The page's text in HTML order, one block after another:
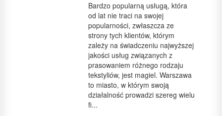
Bardzo popularną usługą, która
od lat nie traci na swojej
popularności, zwłaszcza ze
strony tych klientów, którym
zależy na świadczeniu najwyższej
jakości usług związanych z
prasowaniem różnego rodzaju
tekstyliów, jest magiel. Warszawa
to miasto, w którym swoją
działalność prowadzi szereg wielu
fi...